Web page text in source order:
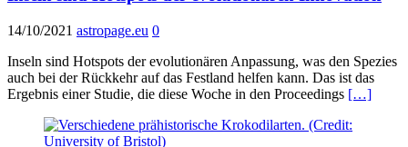
14/10/2021 astropage.eu 0
Inseln sind Hotspots der evolutionären Anpassung, was den Spezies
auch bei der Rückkehr auf das Festland helfen kann. Das ist das
Ergebnis einer Studie, die diese Woche in den Proceedings […]